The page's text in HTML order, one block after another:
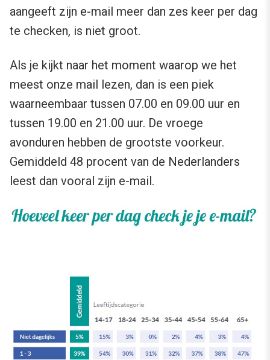
aangeeft zijn e-mail meer dan zes keer per dag
te checken, is niet groot.
Als je kijkt naar het moment waarop we het
meest onze mail lezen, dan is een piek
waarneembaar tussen 07.00 en 09.00 uur en
tussen 19.00 en 21.00 uur. De vroege
avonduren hebben de grootste voorkeur.
Gemiddeld 48 procent van de Nederlanders
leest dan vooral zijn e-mail.